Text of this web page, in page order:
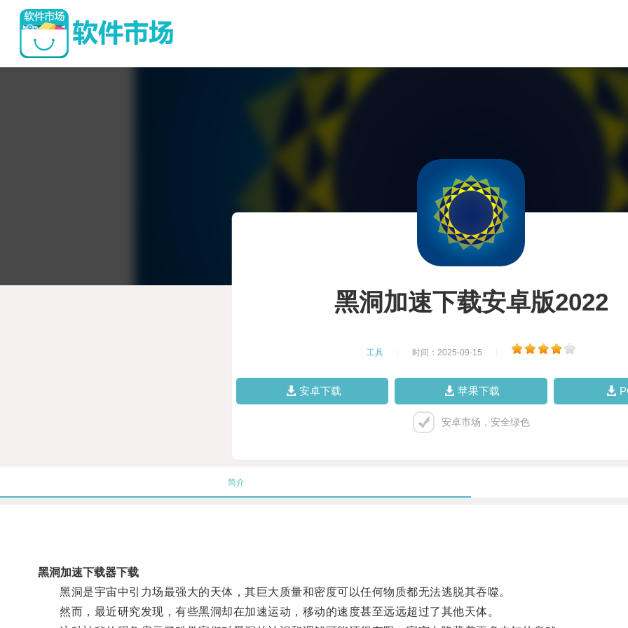
黑洞加速下载安卓版2022
工具 时间：2025-09-15
安卓下载 苹果下载
安卓市场，安全绿色
简介
黑洞加速下载器下载
黑洞是宇宙中引力场最强大的天体，其巨大质量和密度可以任何物质都无法逃脱其吞噬。
然而，最近研究发现，有些黑洞却在加速运动，移动的速度甚至远远超过了其他天体。